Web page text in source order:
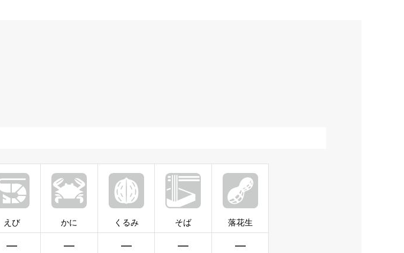
えび
━
かに
━
くるみ
━
そば
━
落花生
━